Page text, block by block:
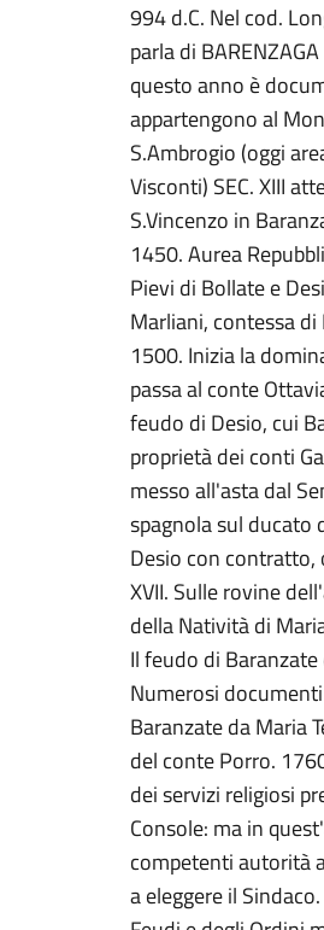
994 d.C. Nel cod.
parla di
questo anno è
appartengono al
S.Ambrogio (oggi
Visconti) SEC. XIII
S.Vincenzo in
1450. Aurea
Pievi di Bollate e
Marliani, contessa
1500. Inizia la
passa al conte
feudo di Desio, cui
proprietà dei conti
messo all'asta dal
spagnola sul ducato
Desio con contratto,
XVII. Sulle rovine
della Natività di
Il feudo di
Numerosi
Baranzate da Maria
del conte Porro.
dei servizi religiosi
Console: ma in
competenti autorità
a eleggere il